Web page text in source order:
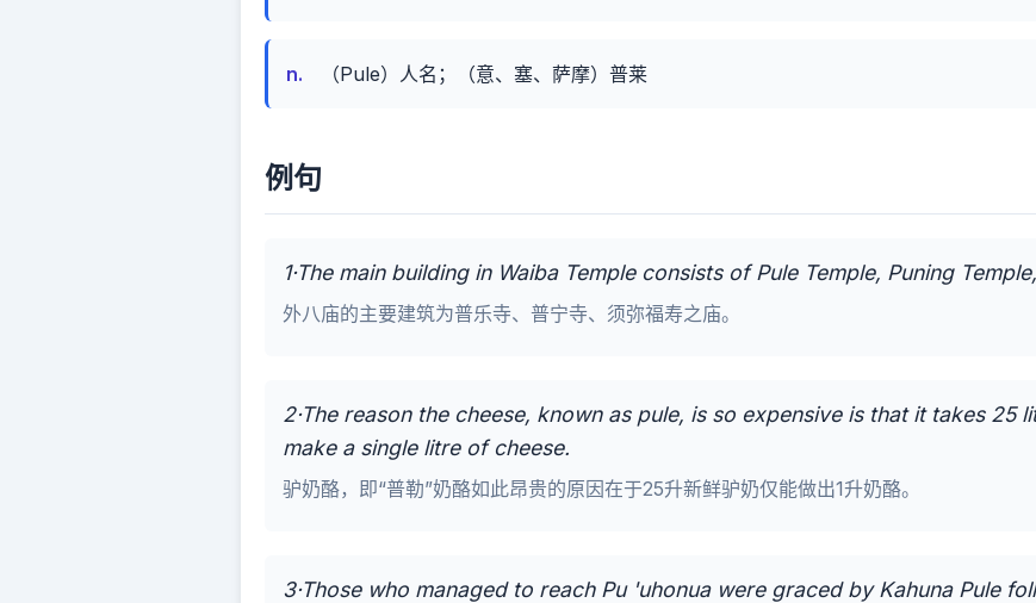
n. （Pule）人名；（意、塞、萨摩）普莱
例句
1·The main building in Waiba Temple consists of Pule Temple, Puning
外八庙的主要建筑为普乐寺、普宁寺、须弥福寿之庙。
2·The reason the cheese, known as pule, is so expensive is that it takes 25
make a single litre of cheese.
驴奶酪，即“普勒”奶酪如此昂贵的原因在于25升新鲜驴奶仅能做出1升奶酪。
3·Those who managed to reach Pu 'uhonua were graced by Kahuna Pule